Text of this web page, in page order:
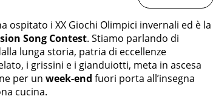
ospitato i XX Giochi Olimpici invernali ed è la
Song Contest. Stiamo parlando di
lunga storia, patria di eccellenze
i grissini e i gianduiotti, meta in ascesa
per un week-end fuori porta all’insegna
cucina.